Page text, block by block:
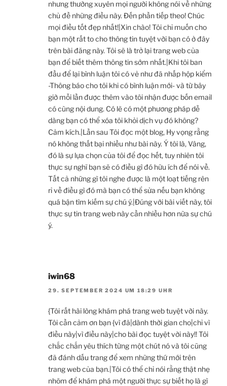
nhưng thường xuyên mọi người không nói về những
chủ đề những điều này. Đến phần tiếp theo! Chúc
mọi điều tốt đẹp nhất!|Xin chào! Tôi chỉ muốn cho
bạn một rất to cho thông tin tuyệt vời bạn có ở đây
trên bài đăng này. Tôi sẽ là trở lại trang web của
bạn để biết thêm thông tin sớm nhất.|Khi tôi ban
đầu để lại bình luận tôi có vẻ như đã nhấp hộp kiểm
-Thông báo cho tôi khi có bình luận mới- và từ bây
giờ mỗi lần được thêm vào tôi nhận được bốn email
có cùng nội dung. Có lẽ có một phương pháp dễ
dàng bạn có thể xóa tôi khỏi dịch vụ đó không?
Cảm kích.|Lần sau Tôi đọc một blog, Hy vọng rằng
nó không thất bại nhiều như bài này. Ý tôi là, Vâng,
đó là sự lựa chọn của tôi để đọc hết, tuy nhiên tôi
thực sự nghĩ bạn sẽ có điều gì đó hữu ích để nói về.
Tất cả những gì tôi nghe được là một loạt tiếng rên
rỉ về điều gì đó mà bạn có thể sửa nếu bạn không
quá bận tìm kiếm sự chú ý.|Đúng với bài viết này, tôi
thực sự tin trang web này cần nhiều hơn nữa sự chú
ý.
iwin68
29. SEPTEMBER 2024 UM 18:29 UHR
{Tôi rất hài lòng khám phá trang web tuyệt vời này.
Tôi cần cảm ơn bạn {vì đã|dành thời gian cho|chỉ vì
điều này|vì điều này|cho bài đọc tuyệt vời này!! Tôi
chắc chắn yêu thích từng một chút nó và tôi cũng
đã đánh dấu trang để xem những thứ mới trên
trang web của bạn.|Tôi có thể chỉ nói rằng thật nhẹ
nhõm để khám phá một người thực sự biết họ là gì